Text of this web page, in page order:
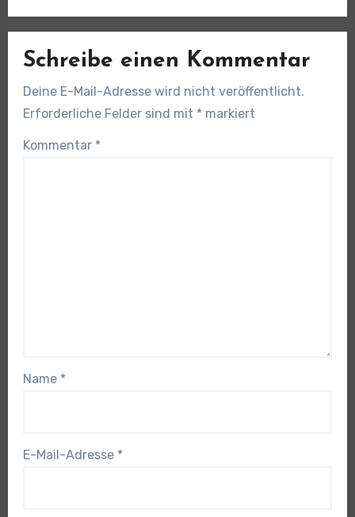
Schreibe einen Kommentar
Deine E-Mail-Adresse wird nicht veröffentlicht.
Erforderliche Felder sind mit * markiert
Kommentar *
Name *
E-Mail-Adresse *